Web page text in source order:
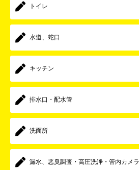
トイレ
水道、蛇口
キッチン
排水口・配水管
洗面所
漏水、悪臭調査・高圧洗浄・管内カメラ